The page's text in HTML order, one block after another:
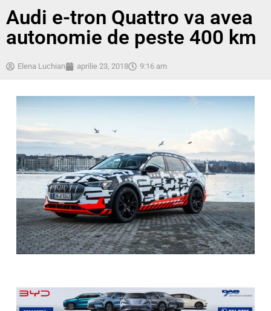
Audi e-tron Quattro va avea
autonomie de peste 400 km
Elena Luchian aprilie 23, 2018 9:16 am